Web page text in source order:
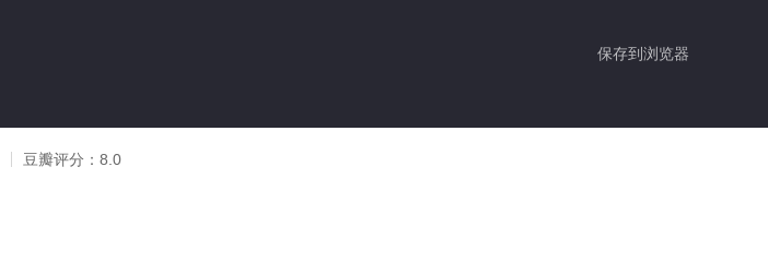
保存到浏览器
豆瓣评分： 8.0